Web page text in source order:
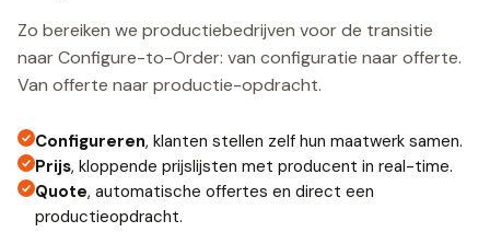
Zo bereiken we productiebedrijven voor de transitie
naar Configure-to-Order: van configuratie naar offerte.
Van offerte naar productie-opdracht.
Configureren, klanten stellen zelf hun maatwerk samen.
Prijs, kloppende prijslijsten met producent in real-time.
Quote, automatische offertes en direct een
productieopdracht.